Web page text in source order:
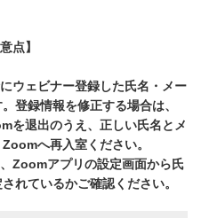
点】
ウェビナー登録した氏名・メー
登録情報を修正する場合は、
を退出のうえ、正しい氏名とメ
へ再入室ください。
Zoomアプリの設定画面から氏
れているかご確認ください。